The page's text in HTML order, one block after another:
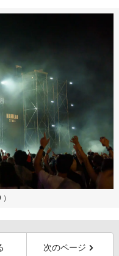
次のページ